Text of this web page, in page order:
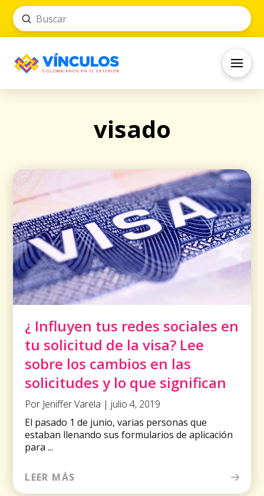
Search
Submit
visado
¿ Influyen tus redes sociales en
tu solicitud de la visa? Lee
sobre los cambios en las
solicitudes y lo que significan
Por Jeniffer Varela | julio 4, 2019
El pasado 1 de junio, varias personas que
estaban llenando sus formularios de aplicación
para ...
LEER MÁS